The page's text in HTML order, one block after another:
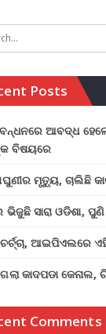
Posts
ଆବଦ୍ଧ
ବିଷୟରେ
ମୃତ୍ୟୁ, ଚାଲିଛି
ଭିଜୁଛି ସାରା ଓଡିଶା,
ଆଇପିଏଲରେ
କାଦପଡା କେନାଲ,
Comments